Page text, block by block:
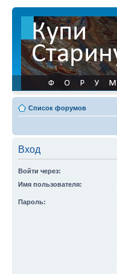
Список форумов
Вход
Войти через:
Имя пользователя:
Пароль: